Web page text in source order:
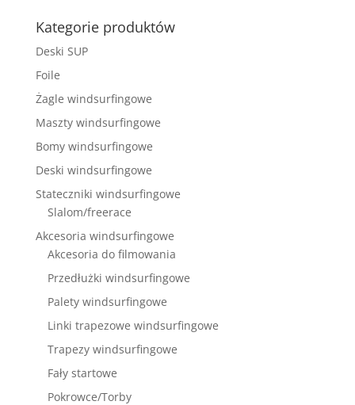
Kategorie produktów
Deski SUP
Foile
Żagle windsurfingowe
Maszty windsurfingowe
Bomy windsurfingowe
Deski windsurfingowe
Stateczniki windsurfingowe
Slalom/freerace
Akcesoria windsurfingowe
Akcesoria do filmowania
Przedłużki windsurfingowe
Palety windsurfingowe
Linki trapezowe windsurfingowe
Trapezy windsurfingowe
Fały startowe
Pokrowce/Torby